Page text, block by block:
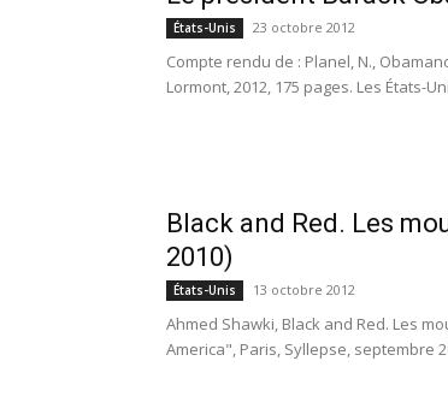
États-Unis 23 octobre 2012
Compte rendu de : Planel, N.,
Lormont, 2012, 175 pages. Les États-
Black and Red. Les
2010)
États-Unis 13 octobre 2012
Ahmed Shawki, Black and Red. Les
America", Paris, Syllepse, septembre